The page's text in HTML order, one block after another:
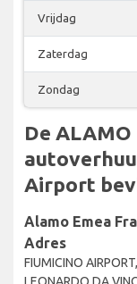
Vrijdag
Zaterdag
Zondag
De
Airport
Alamo Emea
Adres
FIUMICINO AIRPORT,
LEONARDO DA